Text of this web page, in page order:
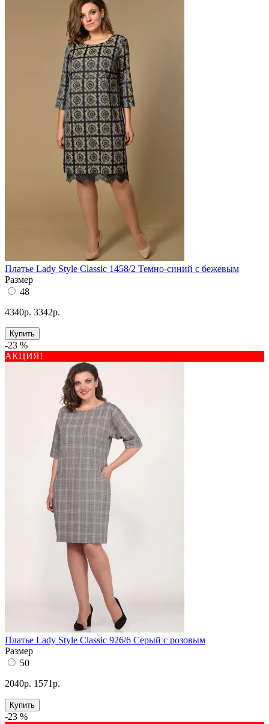
Платье Lady Style Classic 1458/2 Темно-синий с бежевым
Размер
48
4340р. 3342р.
Купить
-23 %
АКЦИЯ!
Платье Lady Style Classic 926/6 Серый с розовым
Размер
50
2040р. 1571р.
Купить
-23 %